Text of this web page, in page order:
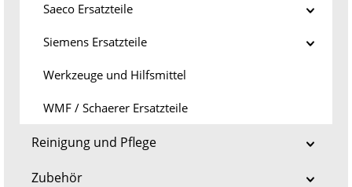
Saeco Ersatzteile
Siemens Ersatzteile
Werkzeuge und Hilfsmittel
WMF / Schaerer Ersatzteile
Reinigung und Pflege
Zubehör